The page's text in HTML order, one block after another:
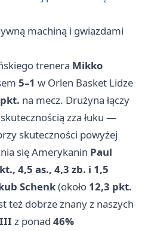
machiną i gwiazdami
trenera Mikko
5–1 w Orlen Basket Lidze
na mecz. Drużyna łączy
zza łuku —
skuteczności powyżej
się Amerykanin Paul
4,5 as., 4,3 zb. i 1,5
Schenk(około 12,3 pkt.
też dobrze znany z naszych
z ponad 46%